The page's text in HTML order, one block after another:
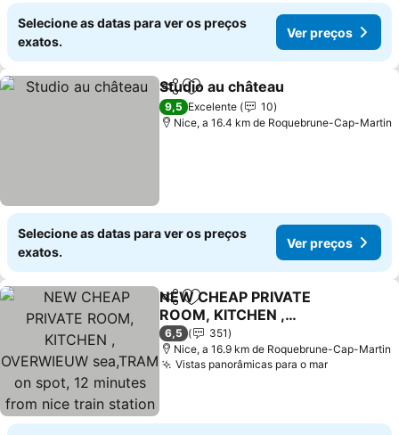
Selecione as datas para ver os preços
exatos.
Ver preços
PartilharAdicionar aos favoritos
Studio au château
9,5 Excelente
10
Nice, a 16.4 km de Roquebrune-Cap-Martin
Selecione as datas para ver os preços
exatos.
Ver preços
PartilharAdicionar aos favoritos
NEW CHEAP PRIVATE
ROOM, KITCHEN ,
OVERWIEUW sea,TRAM
on spot, 12 minutes from
nice train station with
pas
Ver preços
6,5
351
Nice, a 16.9 km de Roquebrune-Cap-Martin
Vistas panorâmicas para o marVer